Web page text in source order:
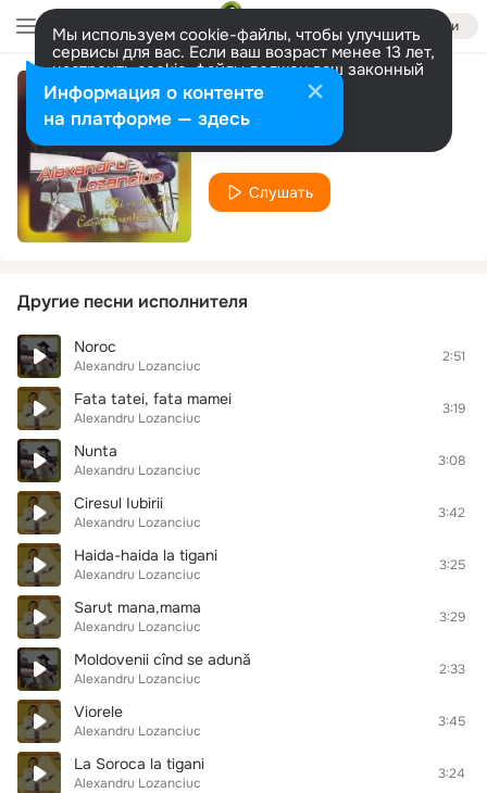
Войти
Мы используем cookie-файлы, чтобы улучшить
сервисы для вас. Если ваш возраст менее 13 лет,
настроить cookie-файлы должен ваш законный
представитель. Больше информации
Разрешить все Настроить
Guleai
Alexandru Lozanciuc
Слушать
Другие песни исполнителя
Noroc
Alexandru Lozanciuc
2:51
Fata tatei, fata mamei
Alexandru Lozanciuc
3:19
Nunta
Alexandru Lozanciuc
3:08
Ciresul Iubirii
Alexandru Lozanciuc
3:42
Haida-haida la tigani
Alexandru Lozanciuc
3:25
Sarut mana,mama
Alexandru Lozanciuc
3:29
Moldovenii cînd se adună
Alexandru Lozanciuc
2:33
Viorele
Alexandru Lozanciuc
3:45
La Soroca la tigani
Alexandru Lozanciuc
3:24
Информация о контенте
на платформе — здесь